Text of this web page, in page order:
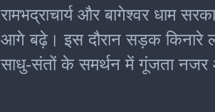
रामभद्राचार्य और बागेश्वर धाम
आगे बढ़े। इस दौरान सड़क किनारे
साधु-संतों के समर्थन में गूंजता